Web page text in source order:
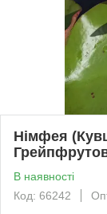
Німфея
В наявності
Код: 66242